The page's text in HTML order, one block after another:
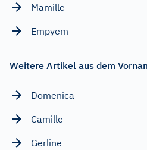
Mamille
Empyem
Weitere Artikel aus dem
Domenica
Camille
Gerline